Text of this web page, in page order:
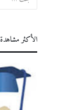
الأكثر مشاهدة